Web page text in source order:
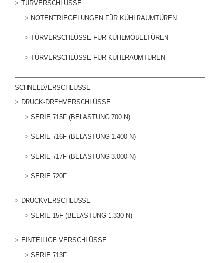
TÜRVERSCHLÜSSE
NOTENTRIEGELUNGEN FÜR KÜHLRAUMTÜREN
TÜRVERSCHLÜSSE FÜR KÜHLMÖBELTÜREN
TÜRVERSCHLÜSSE FÜR KÜHLRAUMTÜREN
SCHNELLVERSCHLÜSSE
DRUCK-DREHVERSCHLÜSSE
SERIE 715F (BELASTUNG 700 N)
SERIE 716F (BELASTUNG 1.400 N)
SERIE 717F (BELASTUNG 3.000 N)
SERIE 720F
DRUCKVERSCHLÜSSE
SERIE 15F (BELASTUNG 1.330 N)
EINTEILIGE VERSCHLÜSSE
SERIE 713F